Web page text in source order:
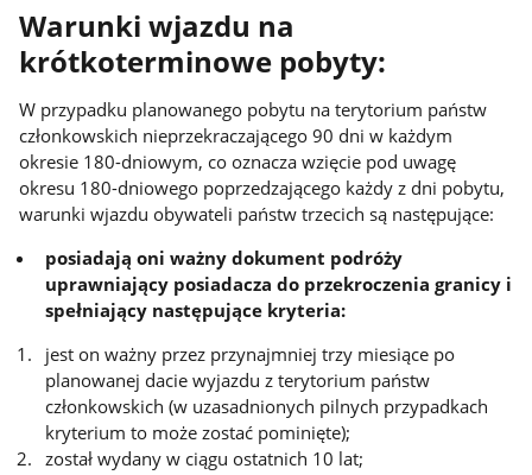
Warunki wjazdu na
krótkoterminowe pobyty:
W przypadku planowanego pobytu na terytorium państw
członkowskich nieprzekraczającego 90 dni w każdym
okresie 180-dniowym, co oznacza wzięcie pod uwagę
okresu 180-dniowego poprzedzającego każdy z dni pobytu,
warunki wjazdu obywateli państw trzecich są następujące:
posiadają oni ważny dokument podróży
uprawniający posiadacza do przekroczenia granicy i
spełniający następujące kryteria:
jest on ważny przez przynajmniej trzy miesiące po
planowanej dacie wyjazdu z terytorium państw
członkowskich (w uzasadnionych pilnych przypadkach
kryterium to może zostać pominięte);
został wydany w ciągu ostatnich 10 lat;